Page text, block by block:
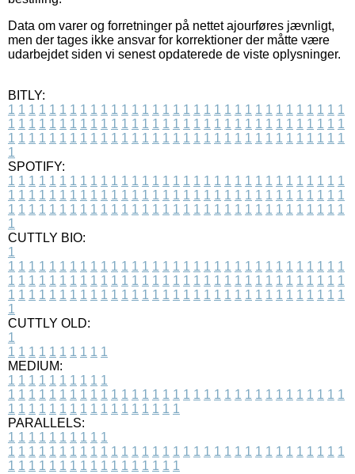
Data om varer og forretninger på nettet ajourføres jævnligt,
men der tages ikke ansvar for korrektioner der måtte være
udarbejdet siden vi senest opdaterede de viste oplysninger.
BITLY:
1 1 1 1 1 1 1 1 1 1 1 1 1 1 1 1 1 1 1 1 1 1 1 1 1 1 1 1 1 1 1 1 1
1 1 1 1 1 1 1 1 1 1 1 1 1 1 1 1 1 1 1 1 1 1 1 1 1 1 1 1 1 1 1 1 1
1 1 1 1 1 1 1 1 1 1 1 1 1 1 1 1 1 1 1 1 1 1 1 1 1 1 1 1 1 1 1 1 1
1
SPOTIFY:
1 1 1 1 1 1 1 1 1 1 1 1 1 1 1 1 1 1 1 1 1 1 1 1 1 1 1 1 1 1 1 1 1
1 1 1 1 1 1 1 1 1 1 1 1 1 1 1 1 1 1 1 1 1 1 1 1 1 1 1 1 1 1 1 1 1
1 1 1 1 1 1 1 1 1 1 1 1 1 1 1 1 1 1 1 1 1 1 1 1 1 1 1 1 1 1 1 1 1
1
CUTTLY BIO:
1
1 1 1 1 1 1 1 1 1 1 1 1 1 1 1 1 1 1 1 1 1 1 1 1 1 1 1 1 1 1 1 1 1
1 1 1 1 1 1 1 1 1 1 1 1 1 1 1 1 1 1 1 1 1 1 1 1 1 1 1 1 1 1 1 1 1
1 1 1 1 1 1 1 1 1 1 1 1 1 1 1 1 1 1 1 1 1 1 1 1 1 1 1 1 1 1 1 1 1
1
CUTTLY OLD:
1
1 1 1 1 1 1 1 1 1 1
MEDIUM:
1 1 1 1 1 1 1 1 1 1
1 1 1 1 1 1 1 1 1 1 1 1 1 1 1 1 1 1 1 1 1 1 1 1 1 1 1 1 1 1 1 1 1
1 1 1 1 1 1 1 1 1 1 1 1 1 1 1 1 1
PARALLELS:
1 1 1 1 1 1 1 1 1 1
1 1 1 1 1 1 1 1 1 1 1 1 1 1 1 1 1 1 1 1 1 1 1 1 1 1 1 1 1 1 1 1 1
1 1 1 1 1 1 1 1 1 1 1 1 1 1 1 1 1